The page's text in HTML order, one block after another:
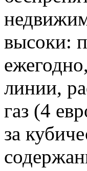
высоки:
линии,
газ (4
за